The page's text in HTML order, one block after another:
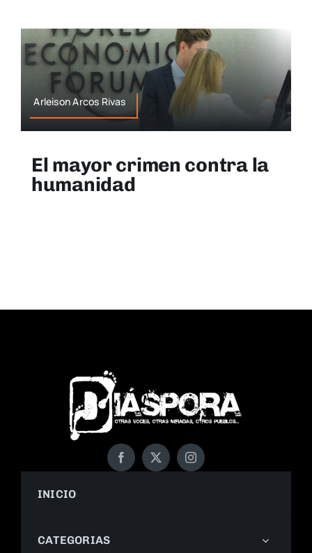
Arleison Arcos Rivas
El mayor crimen contra la
humanidad
INICIO
CATEGORIAS